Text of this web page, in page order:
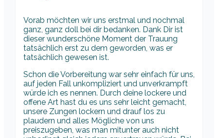
Vorab möchten wir uns erstmal und nochmal
ganz, ganz doll bei dir bedanken. Dank Dir ist
dieser wunderschöne Moment der Trauung
tatsächlich erst zu dem geworden, was er
tatsächlich gewesen ist.
Schon die Vorbereitung war sehr einfach für uns,
auf jeden Fall unkompliziert und unverkrampft
würde ich es nennen. Durch deine lockere und
offene Art hast du es uns sehr leicht gemacht,
unsere Zungen lockern und drauf los zu
plaudern und alles Mögliche von uns
preiszugeben, was man mitunter auch nicht